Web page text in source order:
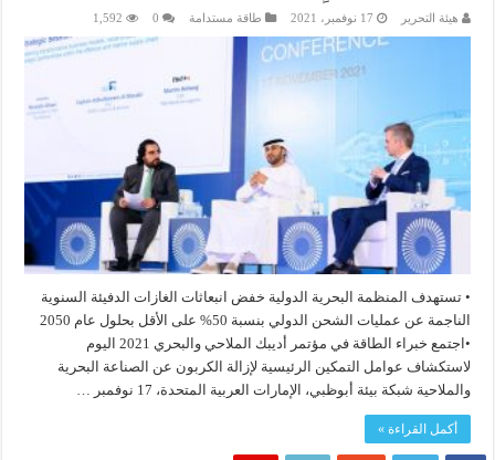
هيئة التحرير 17 نوفمبر، 2021 طاقة مستدامة 0
1,592
• تستهدف المنظمة البحرية الدولية خفض انبعاثات الغازات الدفيئة السنوية
الناجمة عن عمليات الشحن الدولي بنسبة 50% على الأقل بحلول عام 2050
•اجتمع خبراء الطاقة في مؤتمر أديبك الملاحي والبحري 2021 اليوم
لاستكشاف عوامل التمكين الرئيسية لإزالة الكربون عن الصناعة البحرية
والملاحية شبكة بيئة أبوظبي، الإمارات العربية المتحدة، 17 نوفمبر …
أكمل القراءة »